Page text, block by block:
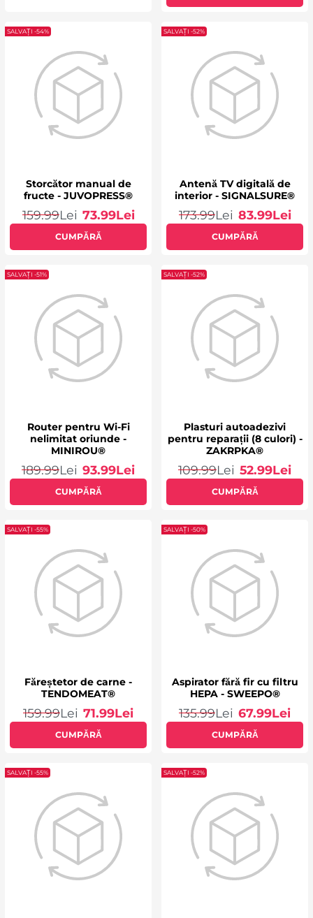
Storcător manual de
fructe - JUVOPRESS®
159.99Lei 73.99Lei
CUMPĂRĂ
SALVAȚI -54%
Antenă TV digitală de
interior - SIGNALSURE®
173.99Lei 83.99Lei
CUMPĂRĂ
SALVAȚI -52%
Router pentru Wi-Fi
nelimitat oriunde -
MINIROU®
189.99Lei 93.99Lei
CUMPĂRĂ
SALVAȚI -51%
Plasturi autoadezivi
pentru reparații (8 culori) -
ZAKRPKA®
109.99Lei 52.99Lei
CUMPĂRĂ
SALVAȚI -52%
Făreștetor de carne -
TENDOMEAT®
159.99Lei 71.99Lei
CUMPĂRĂ
SALVAȚI -55%
Aspirator fără fir cu filtru
HEPA - SWEEPO®
135.99Lei 67.99Lei
CUMPĂRĂ
SALVAȚI -50%
SALVAȚI -55% SALVAȚI -52%